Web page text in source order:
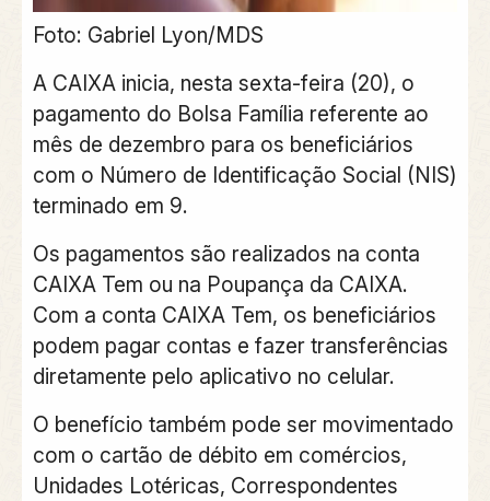
Foto: Gabriel Lyon/MDS
A CAIXA inicia, nesta sexta-feira (20), o
pagamento do Bolsa Família referente ao
mês de dezembro para os beneficiários
com o Número de Identificação Social (NIS)
terminado em 9.
Os pagamentos são realizados na conta
CAIXA Tem ou na Poupança da CAIXA.
Com a conta CAIXA Tem, os beneficiários
podem pagar contas e fazer transferências
diretamente pelo aplicativo no celular.
O benefício também pode ser movimentado
com o cartão de débito em comércios,
Unidades Lotéricas, Correspondentes